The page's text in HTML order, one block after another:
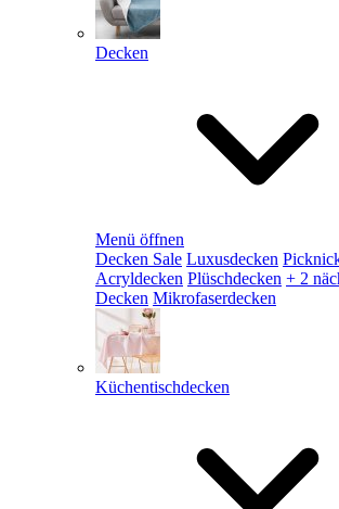
Decken
Menü öffnen
Decken Sale Luxusdecken
Acryldecken Plüschdecken + 2
Decken Mikrofaserdecken
Küchentischdecken